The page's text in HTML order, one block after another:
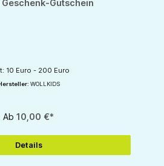
Geschenk-Gutschein
10 Euro - 200 Euro
WOLLKIDS
Ab 10,00 €*
Details